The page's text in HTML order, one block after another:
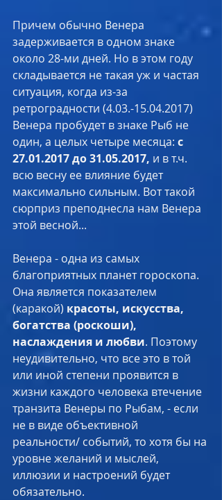
Причем обычно Венера
задерживается в одном знаке
около 28-ми дней. Но в этом году
складывается не такая уж и частая
ситуация, когда из-за
ретроградности (4.03.-15.04.2017)
Венера пробудет в знаке Рыб не
один, а целых четыре месяца: с
27.01.2017 до 31.05.2017, и в т.ч.
всю весну ее влияние будет
максимально сильным. Вот такой
сюрприз преподнесла нам Венера
этой весной...
Венера - одна из самых
благоприятных планет гороскопа.
Она является показателем
(каракой) красоты, искусства,
богатства (роскоши),
наслаждения и любви. Поэтому
неудивительно, что все это в той
или иной степени проявится в
жизни каждого человека втечение
транзита Венеры по Рыбам, - если
не в виде объективной
реальности/ событий, то хотя бы на
уровне желаний и мыслей,
иллюзии и настроений будет
обязательно. ​